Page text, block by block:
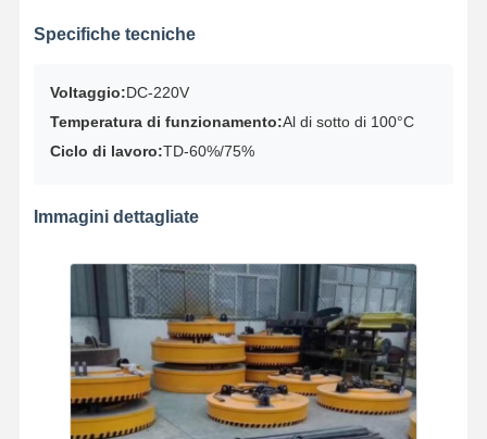
Specifiche tecniche
Voltaggio:DC-220V
Temperatura di funzionamento:Al di sotto di 100°C
Ciclo di lavoro:TD-60%/75%
Immagini dettagliate